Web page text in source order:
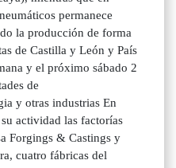
permanece
la producción de forma
de Castilla y León y País
y el próximo sábado 2
de
y otras industrias En
actividad las factorías
Forgings & Castings y
cuatro fábricas del